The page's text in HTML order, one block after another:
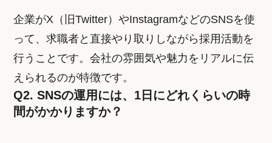
企業がX（旧Twitter）やInstagramなどのSNSを使
って、求職者と直接やり取りしながら採用活動を
行うことです。会社の雰囲気や魅力をリアルに伝
えられるのが特徴です。
Q2. SNSの運用には、1日にどれくらいの時
間がかかりますか？